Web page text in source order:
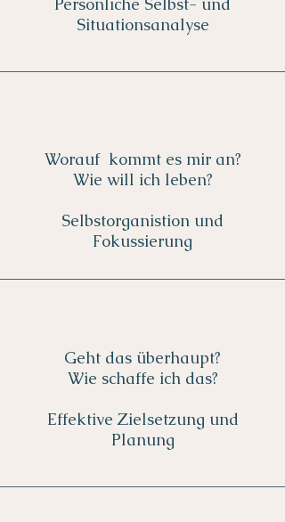
Situationsanalyse
Worauf kommt es mir an?
Wie will ich leben?
Selbstorganistion und
Fokussierung
Geht das überhaupt?
Wie schaffe ich das?
Effektive Zielsetzung und
Planung